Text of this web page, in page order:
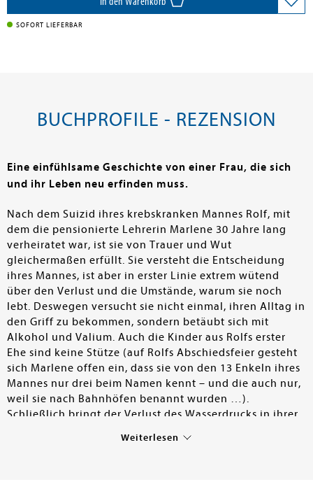
SOFORT LIEFERBAR
BUCHPROFILE - REZENSION
Eine einfühlsame Geschichte von einer Frau, die sich
und ihr Leben neu erfinden muss.
Nach dem Suizid ihres krebskranken Mannes Rolf, mit
dem die pensionierte Lehrerin Marlene 30 Jahre lang
verheiratet war, ist sie von Trauer und Wut
gleichermaßen erfüllt. Sie versteht die Entscheidung
ihres Mannes, ist aber in erster Linie extrem wütend
über den Verlust und die Umstände, warum sie noch
lebt. Deswegen versucht sie nicht einmal, ihren Alltag in
den Griff zu bekommen, sondern betäubt sich mit
Alkohol und Valium. Auch die Kinder aus Rolfs erster
Ehe sind keine Stütze (auf Rolfs Abschiedsfeier gesteht
sich Marlene offen ein, dass sie von den 13 Enkeln ihres
Mannes nur drei beim Namen kennt – und die auch nur,
weil sie nach Bahnhöfen benannt wurden …).
Schließlich bringt der Verlust des Wasserdrucks in ihrer
– auch wenn sie diese vorerst nicht wahrnimmt. Der von
Weiterlesen